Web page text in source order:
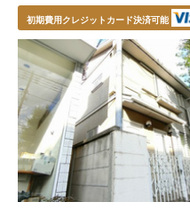
初期費用クレジットカード決済可能